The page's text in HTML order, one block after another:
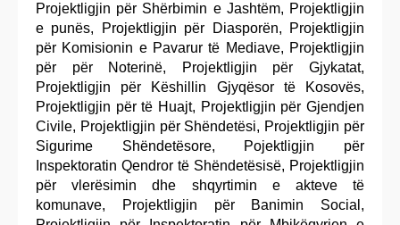
Projektligjin për Shërbimin e Jashtëm, Projektligjin
e punës, Projektligjin për Diasporën, Projektligjin
për Komisionin e Pavarur të Mediave, Projektligjin
për për Noterinë, Projektligjin për Gjykatat,
Projektligjin për Këshillin Gjyqësor të Kosovës,
Projektligjin për të Huajt, Projektligjin për Gjendjen
Civile, Projektligjin për Shëndetësi, Projektligjin për
Sigurime Shëndetësore, Pojektligjin për
Inspektoratin Qendror të Shëndetësisë, Projektligjin
për vlerësimin dhe shqyrtimin e akteve të
komunave, Projektligjin për Banimin Social,